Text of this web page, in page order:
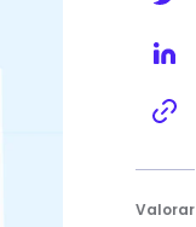
Valorar